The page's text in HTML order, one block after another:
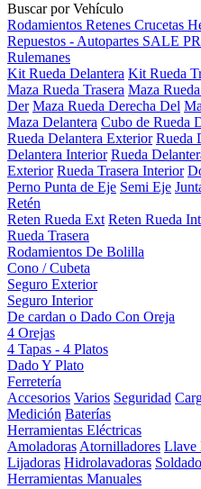
Buscar por Vehículo
Rodamientos Retenes Crucetas
Repuestos - Autopartes SALE
Rulemanes
Kit Rueda Delantera Kit Rueda
Maza Rueda Trasera Maza
Der Maza Rueda Derecha Del
Maza Delantera Cubo de Rueda
Rueda Delantera Exterior Rueda
Delantera Interior Rueda
Exterior Rueda Trasera Interior
Perno Punta de Eje Semi Eje
Retén
Reten Rueda Ext Reten Rueda Int
Rueda Trasera
Rodamientos De Bolilla
Cono / Cubeta
Seguro Exterior
Seguro Interior
De cardan o Dado Con Oreja
4 Orejas
4 Tapas - 4 Platos
Dado Y Plato
Ferretería
Accesorios Varios Seguridad
Medición Baterías
Herramientas Eléctricas
Amoladoras Atornilladores Llave
Lijadoras Hidrolavadoras
Herramientas Manuales